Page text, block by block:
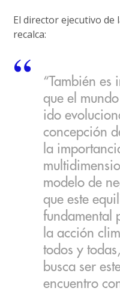
El director ejecutivo de
recalca:
“También es
que el
ido
concepción
la
modelo de
que este
fundamental
la acción
todos y
busca ser
encuentro